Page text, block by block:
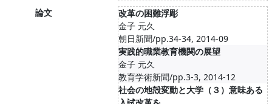
論文
改革の困難浮彫
金子 元久
朝日新聞/pp.34-34, 2014-09
実践的職業教育機関の展望
金子 元久
教育学術新聞/pp.3-3, 2014-12
社会の地殻変動と大学（３）意味ある